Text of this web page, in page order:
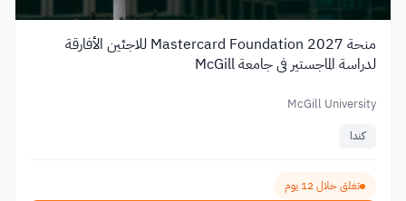
منحة Mastercard Foundation 2027 للاجئين الأفارقة
لدراسة الماجستير في جامعة McGill
McGill University
كندا
تغلق خلال 12 يوم